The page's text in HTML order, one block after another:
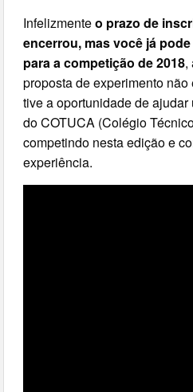
Infelizmenteo prazo de
encerrou, mas você já
para a competição de 2018,
proposta de experimento
tive a oportunidade de
do COTUCA (Colégio
competindo nesta edição e
experiência.